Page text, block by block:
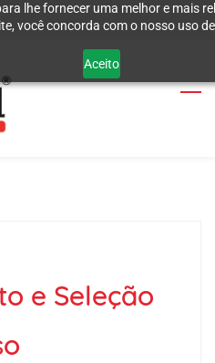
lhe fornecer uma melhor e mais
você concorda com o nosso uso
Aceito
e Seleção